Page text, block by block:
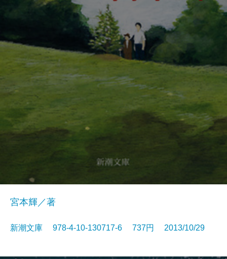
宮本輝／著
新潮文庫 978-4-10-130717-6 737円 2013/10/29